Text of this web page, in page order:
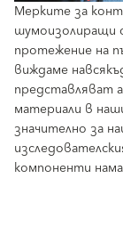
Мерките за
шумоизолиращи
протежение на
виждаме
представляват
материали в
значително за
компоненти